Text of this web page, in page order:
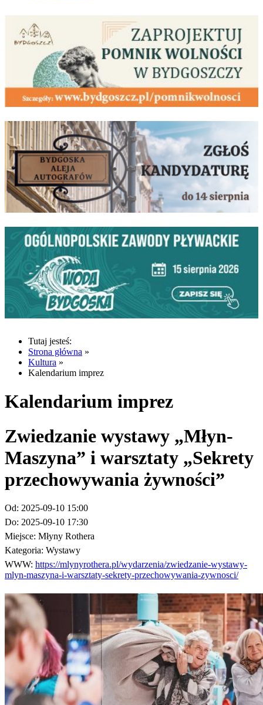
Tutaj jesteś:
Strona główna »
Kultura »
Kalendarium imprez
Kalendarium imprez
Zwiedzanie wystawy „Młyn-
Maszyna” i warsztaty „Sekrety
przechowywania żywności”
Od: 2025-09-10 15:00
Do: 2025-09-10 17:30
Miejsce: Młyny Rothera
Kategoria: Wystawy
WWW: https://mlynyrothera.pl/wydarzenia/zwiedzanie-wystawy-
mlyn-maszyna-i-warsztaty-sekrety-przechowywania-zywnosci/